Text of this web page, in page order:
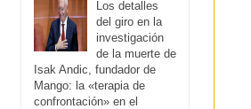
Los detalles
del giro en la
investigación
de la muerte de
Isak Andic, fundador de
Mango: la «terapia de
confrontación» en el